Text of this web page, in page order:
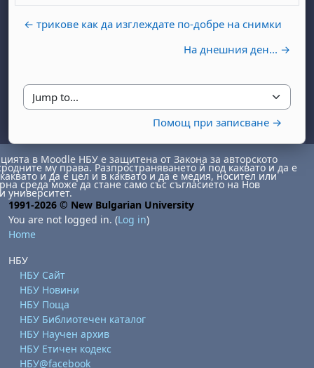
← трикове как да изглеждате по-добре на снимки
На днешния ден... →
Jump to...
Помощ при записване →
1 August
2 August
8 August
9 August
15 August
16 August
22 August
23 August
29 August
30 August
в Moodle НБУ е защитена от Закона за авторското
му права. Разпространяването й под каквато и да е
и да е цел и в каквато и да е медия, носител или
среда може да стане само със съгласието на Нов
университет.
1991-2026 © New Bulgarian University
You are not logged in. (Log in)
Home
НБУ
НБУ Сайт
НБУ Новини
НБУ Поща
НБУ Библиотечен каталог
НБУ Научен архив
НБУ Етичен кодекс
НБУ@facebook